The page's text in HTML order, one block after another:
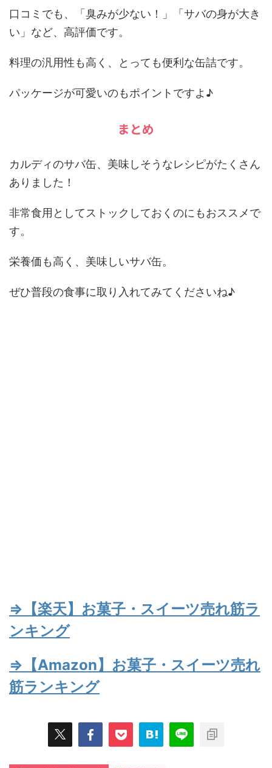
口コミでも、「臭みが少ない！」「サバの身が大き
い」など、高評価です。
料理の汎用性も高く、とっても便利な缶詰です。
パッケージが可愛いのもポイントですよ♪
まとめ
カルディのサバ缶、美味しそうなレシピがたくさん
ありました！
非常食用としてストックしておくのにもおススメで
す。
栄養価も高く、美味しいサバ缶。
ぜひ普段の食事に取り入れてみてくださいね♪
⇒【楽天】お菓子・スイーツ売れ筋ラ
ンキング
⇒【Amazon】お菓子・スイーツ売れ
筋ランキング